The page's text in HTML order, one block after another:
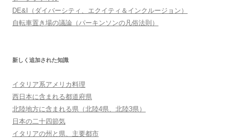
DE&I（ダイバーシティ、エクイティ＆インクルージョン）
自転車置き場の議論（パーキンソンの凡俗法則）
新しく追加された知識
イタリア系アメリカ料理
西日本に含まれる都道府県
北陸地方に含まれる県（北陸4県、北陸3県）
日本の二十四節気
イタリアの州と県、主要都市